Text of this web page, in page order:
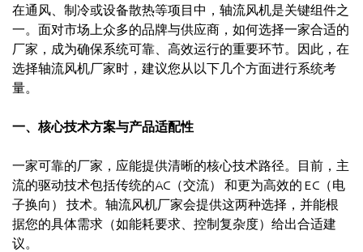
在通风、制冷或设备散热等项目中，轴流风机是关键组件之
一。面对市场上众多的品牌与供应商，如何选择一家合适的
厂家，成为确保系统可靠、高效运行的重要环节。因此，在
选择轴流风机厂家时，建议您从以下几个方面进行系统考
量。
一、核心技术方案与产品适配性
一家可靠的厂家，应能提供清晰的核心技术路径。目前，主
流的驱动技术包括传统的AC（交流） 和更为高效的 EC（电
子换向） 技术。轴流风机厂家会提供这两种选择，并能根
据您的具体需求（如能耗要求、控制复杂度）给出合适建
议。